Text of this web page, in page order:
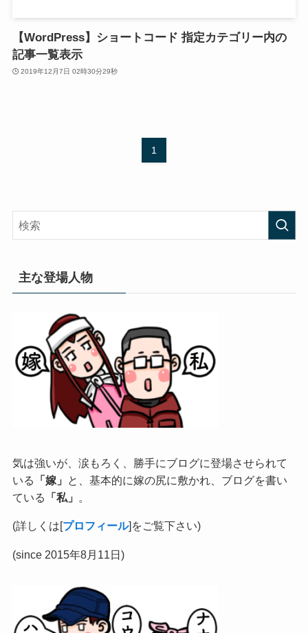
【WordPress】ショートコード 指定カテゴリー内の
記事一覧表示
2019年12月7日 02時30分29秒
1
主な登場人物
気は強いが、涙もろく、勝手にブログに登場させられて
いる
「嫁」
と、基本的に嫁の尻に敷かれ、ブログを書い
ている
「私」 。
(詳しくは[プロフィール]をご覧下さい)
(since 2015年8月11日)